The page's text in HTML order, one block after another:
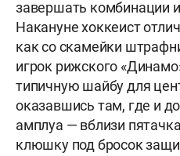
завершать комбинации
Накануне хоккеист
как со скамейки
игрок рижского
типичную шайбу для
оказавшись там, где и
амплуа — вблизи
клюшку под бросок